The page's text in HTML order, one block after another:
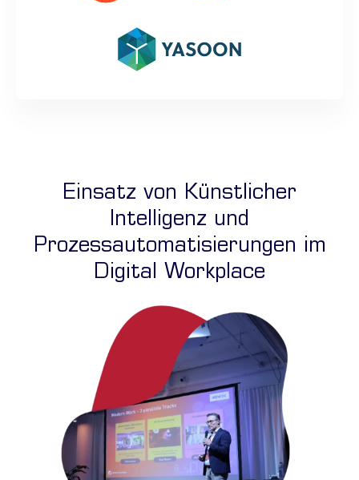
Einsatz von Künstlicher
Intelligenz und
Prozessautomatisierungen im
Digital Workplace